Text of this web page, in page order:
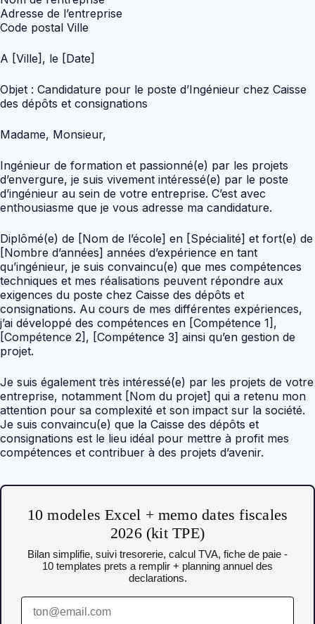
Adresse de l’entreprise
Code postal Ville
A [Ville], le [Date]
Objet : Candidature pour le poste d’Ingénieur chez Caisse
des dépôts et consignations
Madame, Monsieur,
Ingénieur de formation et passionné(e) par les projets
d’envergure, je suis vivement intéressé(e) par le poste
d’ingénieur au sein de votre entreprise. C’est avec
enthousiasme que je vous adresse ma candidature.
Diplômé(e) de [Nom de l’école] en [Spécialité] et fort(e) de
[Nombre d’années] années d’expérience en tant
qu’ingénieur, je suis convaincu(e) que mes compétences
techniques et mes réalisations peuvent répondre aux
exigences du poste chez Caisse des dépôts et
consignations. Au cours de mes différentes expériences,
j’ai développé des compétences en [Compétence 1],
[Compétence 2], [Compétence 3] ainsi qu’en gestion de
projet.
Je suis également très intéressé(e) par les projets de votre
entreprise, notamment [Nom du projet] qui a retenu mon
attention pour sa complexité et son impact sur la société.
Je suis convaincu(e) que la Caisse des dépôts et
consignations est le lieu idéal pour mettre à profit mes
compétences et contribuer à des projets d’avenir.
10 modeles Excel + memo dates fiscales
2026 (kit TPE)
Bilan simplifie, suivi tresorerie, calcul TVA, fiche de paie -
10 templates prets a remplir + planning annuel des
declarations.